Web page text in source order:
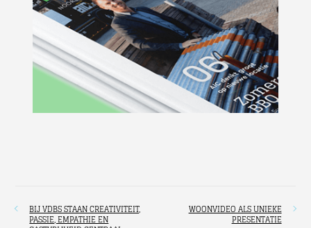
BIJ VDBS STAAN CREATIVITEIT,
PASSIE, EMPATHIE EN
WOONVIDEO ALS UNIEKE
PRESENTATIE